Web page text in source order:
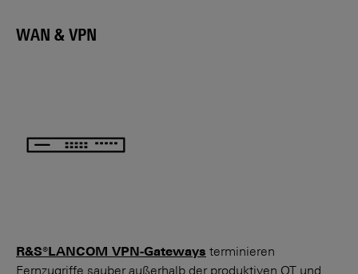
WAN & VPN
R&S®LANCOM VPN-Gateways terminieren